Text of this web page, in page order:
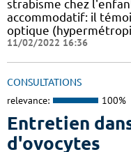
strabisme chez
accommodatif: il
optique
11/02/2022 16:36
CONSULTATIONS
relevance: 100%
Entretien
d'ovocytes